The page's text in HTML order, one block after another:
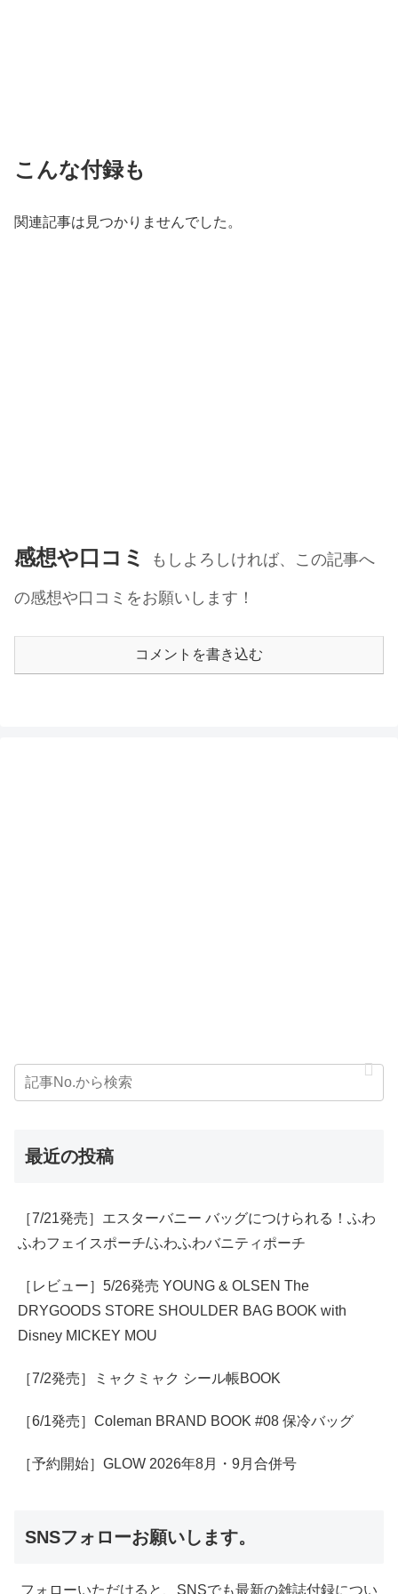
こんな付録も
関連記事は見つかりませんでした。
感想や口コミ
もしよろしければ、この記事へ
の感想や口コミをお願いします！
コメントを書き込む
最近の投稿
［7/21発売］エスターバニー バッグにつけられる！ふわ
ふわフェイスポーチ/ふわふわバニティポーチ
［レビュー］5/26発売 YOUNG & OLSEN The
DRYGOODS STORE SHOULDER BAG BOOK with
Disney MICKEY MOU
［7/2発売］ミャクミャク シール帳BOOK
［6/1発売］Coleman BRAND BOOK #08 保冷バッグ
［予約開始］GLOW 2026年8月・9月合併号
SNSフォローお願いします。
フォローいただけると、SNSでも最新の雑誌付録につい